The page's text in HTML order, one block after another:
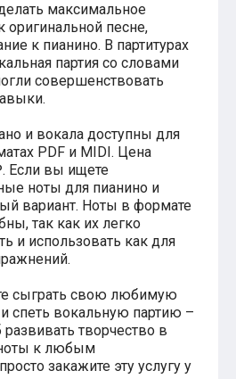
Кольца
максимальное
оригинальной песне,
к пианино. В партитурах
партия со словами
совершенствовать
и вокала доступны для
PDF и MIDI. Цена
Если вы ищете
ноты для пианино и
вариант. Ноты в формате
так как их легко
и использовать как для
сыграть свою любимую
спеть вокальную партию –
творчество в
к любым
закажите эту услугу у